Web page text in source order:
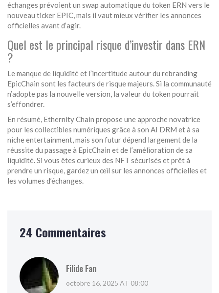
échanges prévoient un swap automatique du token ERN vers le
nouveau ticker EPIC, mais il vaut mieux vérifier les annonces
officielles avant d’agir.
Quel est le principal risque d’investir dans ERN
?
Le manque de liquidité et l’incertitude autour du rebranding
EpicChain sont les facteurs de risque majeurs. Si la communauté
n’adopte pas la nouvelle version, la valeur du token pourrait
s’effondrer.
En résumé, Ethernity Chain propose une approche novatrice
pour les collectibles numériques grâce à son AI DRM et à sa
niche entertainment, mais son futur dépend largement de la
réussite du passage à EpicChain et de l’amélioration de sa
liquidité. Si vous êtes curieux des NFT sécurisés et prêt à
prendre un risque, gardez un œil sur les annonces officielles et
les volumes d’échanges.
24 Commentaires
Filide Fan
octobre 16, 2025 AT 08:00